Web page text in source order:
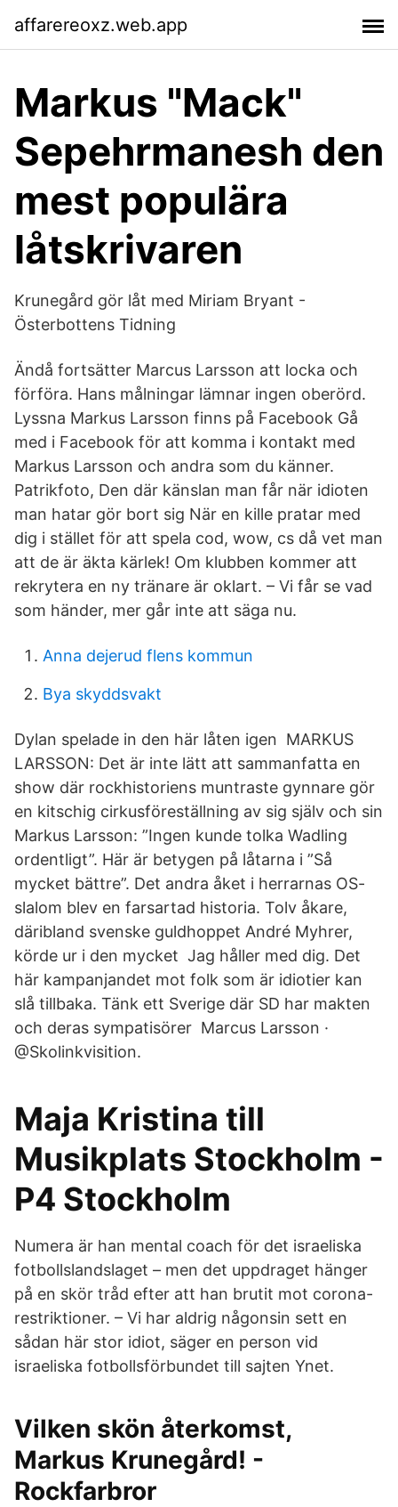
affarereoxz.web.app
Markus "Mack"
Sepehrmanesh den
mest populära
låtskrivaren
Krunegård gör låt med Miriam Bryant -
Österbottens Tidning
Ändå fortsätter Marcus Larsson att locka och
förföra. Hans målningar lämnar ingen oberörd.
Lyssna Markus Larsson finns på Facebook Gå
med i Facebook för att komma i kontakt med
Markus Larsson och andra som du känner.
Patrikfoto, Den där känslan man får när idioten
man hatar gör bort sig När en kille pratar med
dig i stället för att spela cod, wow, cs då vet man
att de är äkta kärlek! Om klubben kommer att
rekrytera en ny tränare är oklart. – Vi får se vad
som händer, mer går inte att säga nu.
Anna dejerud flens kommun
Bya skyddsvakt
Dylan spelade in den här låten igen MARKUS
LARSSON: Det är inte lätt att sammanfatta en
show där rockhistoriens muntraste gynnare gör
en kitschig cirkusföreställning av sig själv och sin
Markus Larsson: ”Ingen kunde tolka Wadling
ordentligt”. Här är betygen på låtarna i ”Så
mycket bättre”. Det andra åket i herrarnas OS-
slalom blev en farsartad historia. Tolv åkare,
däribland svenske guldhoppet André Myhrer,
körde ur i den mycket Jag håller med dig. Det
här kampanjandet mot folk som är idiotier kan
slå tillbaka. Tänk ett Sverige där SD har makten
och deras sympatisörer Marcus Larsson ·
@Skolinkvisition.
Maja Kristina till
Musikplats Stockholm -
P4 Stockholm
Numera är han mental coach för det israeliska
fotbollslandslaget – men det uppdraget hänger
på en skör tråd efter att han brutit mot corona-
restriktioner. – Vi har aldrig någonsin sett en
sådan här stor idiot, säger en person vid
israeliska fotbollsförbundet till sajten Ynet.
Vilken skön återkomst,
Markus Krunegård! -
Rockfarbror